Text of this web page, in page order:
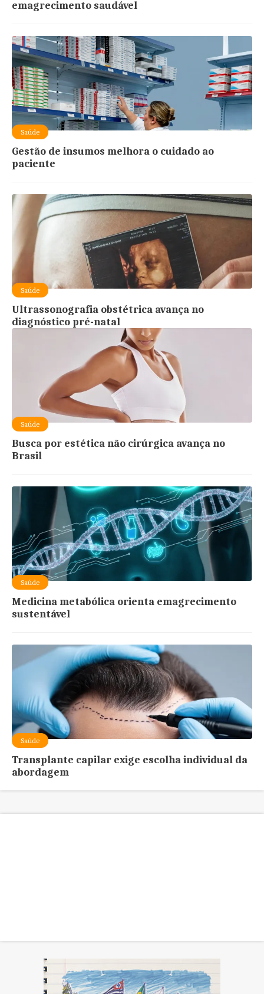
emagrecimento saudável
Saúde
Gestão de insumos melhora o cuidado ao
paciente
Saúde
Ultrassonografia obstétrica avança no
diagnóstico pré-natal
Saúde
Busca por estética não cirúrgica avança no
Brasil
Saúde
Medicina metabólica orienta emagrecimento
sustentável
Saúde
Transplante capilar exige escolha individual da
abordagem